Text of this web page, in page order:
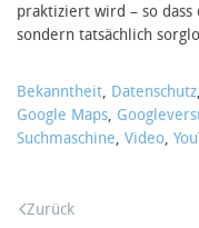
praktiziert wird – so
sondern tatsächlich
Bekanntheit, Datenschutz,
Google Maps,
Suchmaschine, Video,
Zurück